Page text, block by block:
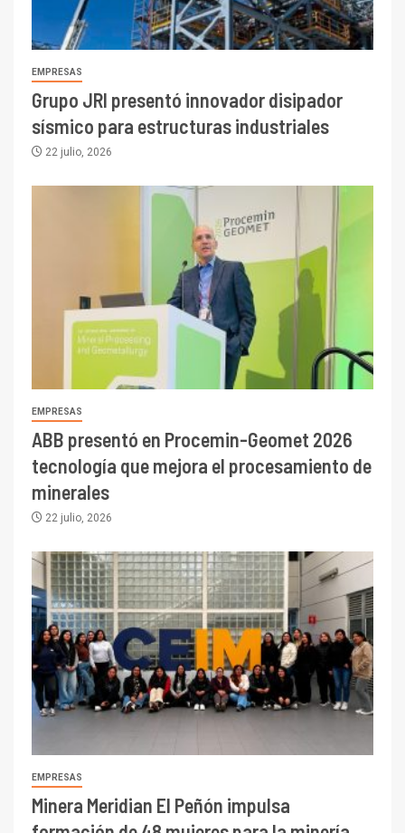
EMPRESAS
Grupo JRI presentó innovador disipador
sísmico para estructuras industriales
22 julio, 2026
EMPRESAS
ABB presentó en Procemin-Geomet 2026
tecnología que mejora el procesamiento de
minerales
22 julio, 2026
EMPRESAS
Minera Meridian El Peñón impulsa
3 I+D
PIB minero impacta el
crecimiento regional: Banco
Central reporta resultados
dispares en el primer
trimestre
4 I+D
I+D